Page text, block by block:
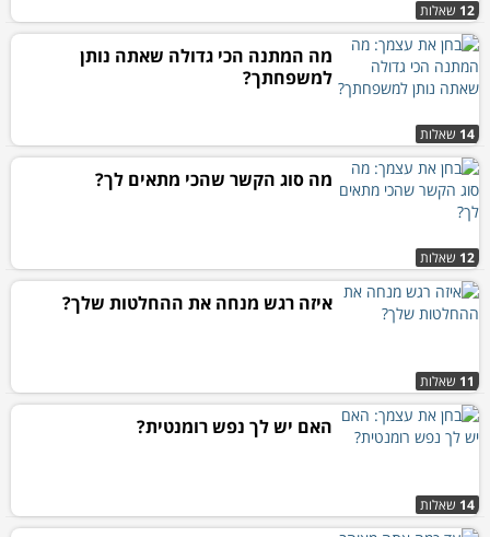
12 שאלות
14 שאלות
מה המתנה הכי גדולה שאתה נותן
למשפחתך?
12 שאלות
מה סוג הקשר שהכי מתאים לך?
11 שאלות
איזה רגש מנחה את ההחלטות שלך?
14 שאלות
האם יש לך נפש רומנטית?